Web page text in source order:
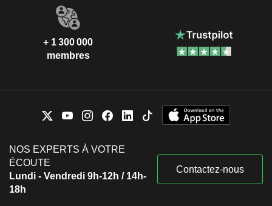
+ 1 300 000
membres
NOS EXPERTS À VOTRE
ÉCOUTE
Lundi - Vendredi 9h-12h / 14h-
18h
Contactez-nous